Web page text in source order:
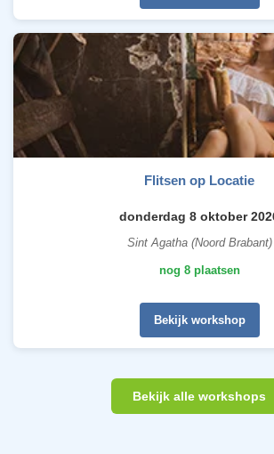
Flitsen op Locatie
donderdag 8 oktober
Sint Agatha (Noord Brabant)
nog 8 plaatsen
Bekijk workshop
Bekijk alle workshops